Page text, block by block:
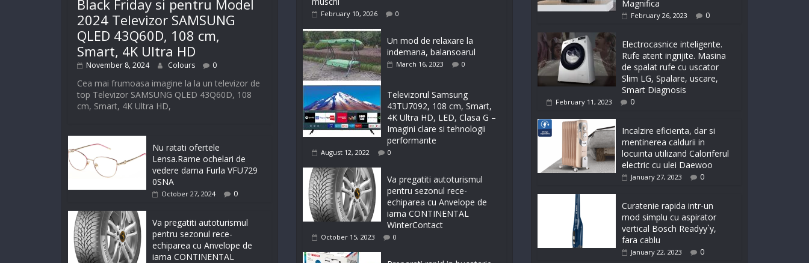
Black Friday si pentru Model
2024 Televizor SAMSUNG
QLED 43Q60D, 108 cm,
Smart, 4K Ultra HD
November 8, 2024 Colours 0
Cea mai frumoasa imagine la la un televizor de
top Televizor SAMSUNG QLED 43Q60D, 108
cm, Smart, 4K Ultra HD,
Nu ratati ofertele
Lensa.Rame ochelari de
vedere dama Furla VFU729
0SNA
October 27, 2024 0
Va pregatiti autoturismul
pentru sezonul rece-
echiparea cu Anvelope de
iarna CONTINENTAL
February 10, 2026 0
Un mod de relaxare la
indemana, balansoarul
March 16, 2023 0
Televizorul Samsung
43TU7092, 108 cm, Smart,
4K Ultra HD, LED, Clasa G –
Imagini clare si tehnologii
performante
August 12, 2022 0
Va pregatiti autoturismul
pentru sezonul rece-
echiparea cu Anvelope de
iarna CONTINENTAL
WinterContact
October 15, 2023 0
Magnifica
February 26, 2023 0
Electrocasnice inteligente.
Rufe atent ingrijite. Masina
de spalat rufe cu uscator
Slim LG, Spalare, uscare,
Smart Diagnosis
February 11, 2023 0
Incalzire eficienta, dar si
mentinerea caldurii in
locuinta utilizand Caloriferul
electric cu ulei Daewoo
January 27, 2023 0
Curatenie rapida intr-un
mod simplu cu aspirator
vertical Bosch Readyy`y,
fara cablu
January 22, 2023 0